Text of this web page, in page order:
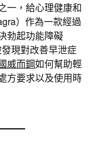
一，給心理健康和
）作為一款經過
勃起功能障礙
現對改善早泄症
威而鋼如何幫助輕
方要求以及使用時